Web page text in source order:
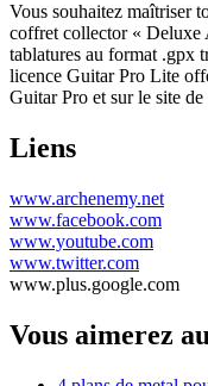
Vous souhaitez maîtriser
coffret collector « Deluxe
tablatures au format .gpx
licence Guitar Pro Lite
Guitar Pro et sur le site
Liens
www.archenemy.net
www.facebook.com
www.youtube.com
www.twitter.com
www.plus.google.com
Vous aimerez